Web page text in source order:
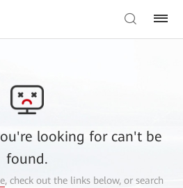
looking for can't be
found.
, check out the links below, or search